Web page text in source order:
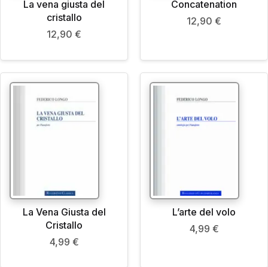
La vena giusta del
cristallo
12,90 €
Concatenation
12,90 €
La Vena Giusta del
Cristallo
4,99 €
L’arte del volo
4,99 €